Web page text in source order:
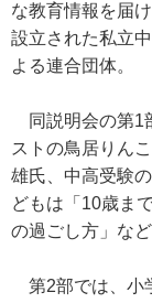
な教育情報を届
設立された私立
よる連合団体。
同説明会の第1
ストの鳥居りん
雄氏、中高受験
どもは「10歳ま
の過ごし方」な
第2部では、小